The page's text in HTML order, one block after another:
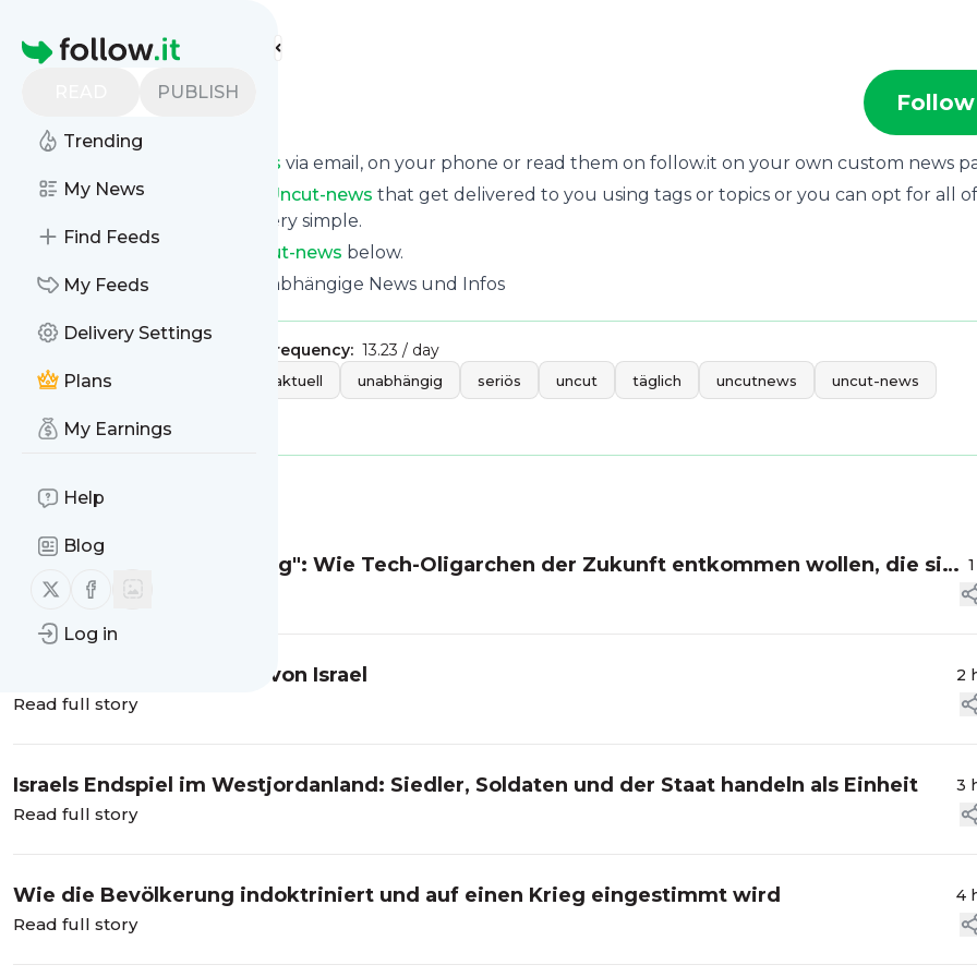
Homepage
PUBLISH
Trending
My News
Find Feeds
My Feeds
Delivery Settings
Plans
My Earnings
Help
Blog
Follow us on X (twitter)
Follow us on Facebook
Log in
Find more feeds
uncut-news Follow
Uncut-news via email, on your phone or read them on follow.it on your own custom news
You can filter the news from
Uncut-news that get delivered to you using tags or topics or you can opt for all of
them. Unsubscription is also very simple.
See the latest news from
Uncut-news below.
Site title: Uncut-news.ch – Unabhängige News und Infos
Message frequency: 13.23 / day
Tags:
politik aktuell unabhängig seriös uncut täglich uncutnews uncut-news
weltgeschehen
Message
„Apokalypse-Versicherung": Wie Tech-Oligarchen der Zukunft entkommen wollen, die sie
selbst geschaffen haben
Read full story
Die Vereinigten Staaten von Israel 2
Read full story
Israels Endspiel im Westjordanland: Siedler, Soldaten und der Staat handeln als Einheit 3
Read full story
Wie die Bevölkerung indoktriniert und auf einen Krieg eingestimmt wird 4
Read full story